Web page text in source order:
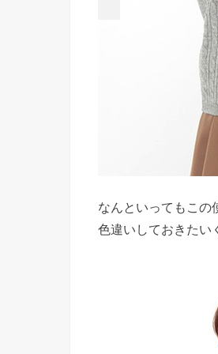
なんといってもこの
色違いしておきた